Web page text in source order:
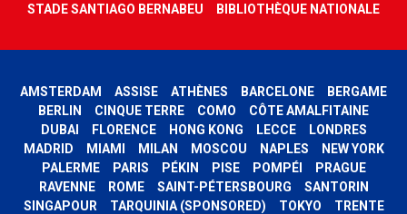
STADE SANTIAGO BERNABEU
BIBLIOTHÈQUE NATIONALE
AMSTERDAM ASSISE ATHÈNES BARCELONE
BERGAME
BERLIN
CINQUE TERRE COMO
CÔTE AMALFITAINE
DUBAI
FLORENCE HONG KONG LECCE
LONDRES
MADRID
MIAMI MILAN MOSCOU NAPLES
NEW YORK
PALERME
PARIS PÉKIN PISE POMPÉI
PRAGUE
RAVENNE
ROME SAINT-PÉTERSBOURG
SANTORIN
SINGAPOUR
TARQUINIA (SPONSORED) TOKYO TRENTE